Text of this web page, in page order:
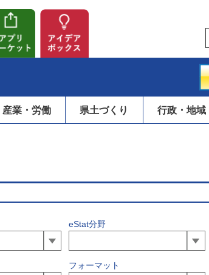
産業・労働 県土づくり 行政・地域
eStat分野
フォーマット